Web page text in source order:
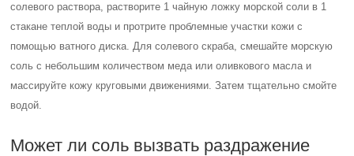
солевого раствора, растворите 1 чайную ложку морской соли в 1
стакане теплой воды и протрите проблемные участки кожи с
помощью ватного диска. Для солевого скраба, смешайте морскую
соль с небольшим количеством меда или оливкового масла и
массируйте кожу круговыми движениями. Затем тщательно смойте
водой.
Может ли соль вызвать раздражение